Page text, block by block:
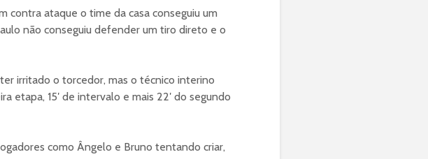
contra ataque o time da casa conseguiu um
não conseguiu defender um tiro direto e o
irritado o torcedor, mas o técnico interino
etapa, 15′ de intervalo e mais 22′ do segundo
como Ângelo e Bruno tentando criar,